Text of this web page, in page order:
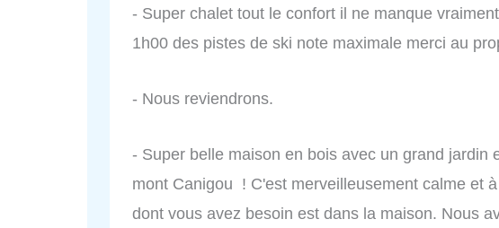
- Super chalet tout le confort il ne manque
1h00 des pistes de ski note maximale merci au
- Nous reviendrons.
- Super belle maison en bois avec un grand jardin
mont Canigou ! C'est merveilleusement calme et
dont vous avez besoin est dans la maison. Nous